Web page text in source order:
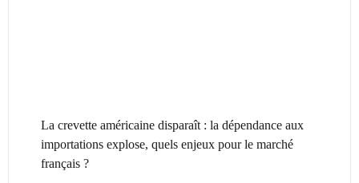
La crevette américaine disparaît : la dépendance aux
importations explose, quels enjeux pour le marché
français ?